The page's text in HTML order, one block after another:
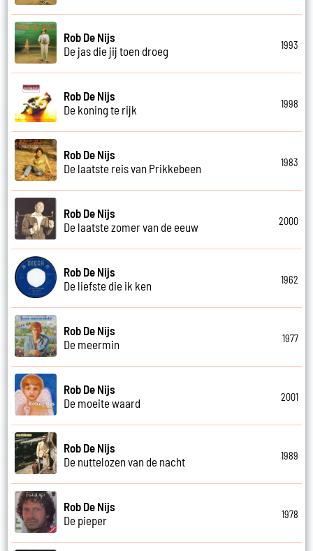
Rob De Nijs
De jas die jij toen droeg
1993
Rob De Nijs
De koning te rijk
1998
Rob De Nijs
De laatste reis van Prikkebeen
1983
Rob De Nijs
De laatste zomer van de eeuw
2000
Rob De Nijs
De liefste die ik ken
1962
Rob De Nijs
De meermin
1977
Rob De Nijs
De moeite waard
2001
Rob De Nijs
De nuttelozen van de nacht
1989
Rob De Nijs
De pieper
1978